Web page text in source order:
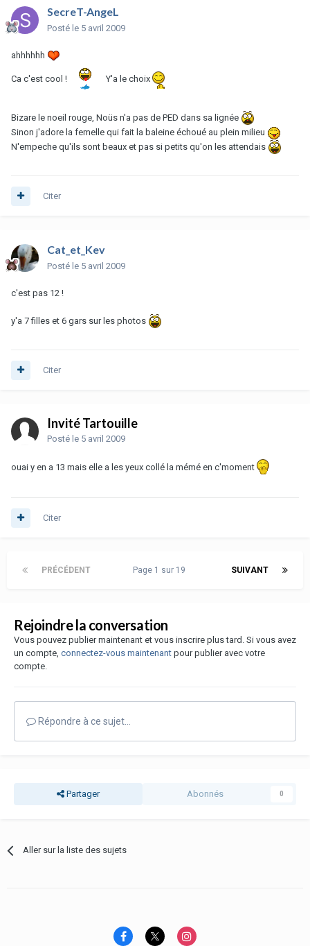
SecreT-AngeL
Posté le 5 avril 2009
ahhhhhh
Ca c'est cool ! Y'a le choix
Bizare le noeil rouge, Noüs n'a pas de PED dans sa lignée
Sinon j'adore la femelle qui fait la baleine échoué au plein milieu
N'empeche qu'ils sont beaux et pas si petits qu'on les attendais
Citer
Cat_et_Kev
Posté le 5 avril 2009
c'est pas 12 !
y'a 7 filles et 6 gars sur les photos
Citer
Invité Tartouille
Posté le 5 avril 2009
ouai y en a 13 mais elle a les yeux collé la mémé en c'moment
Citer
PRÉCÉDENT SUIVANT
Page 1 sur 19
Rejoindre la conversation
Vous pouvez publier maintenant et vous inscrire plus tard. Si vous avez
un compte, connectez-vous maintenant pour publier avec votre
compte.
Répondre à ce sujet…
Partager Abonnés 0
Aller sur la liste des sujets